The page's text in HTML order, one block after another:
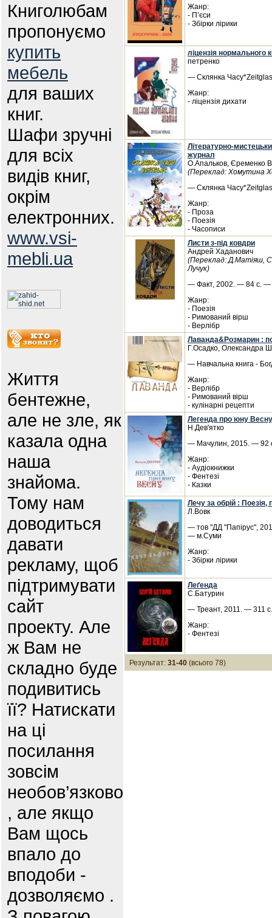
Книголюбам
пропонуємо
купить
мебель
для ваших
книг.
Шафи зручні
для всіх
видів книг,
окрім
електронних.
www.vsi-
mebli.ua
Життя
бентежне,
але не зле, як
казала одна
наша
знайома.
Тому нам
доводиться
давати
рекламу, щоб
підтримувати
сайт
проекту. Але
ж Вам не
складно буде
подивитись
її? Натискати
на ці
посилання
зовсім
необов’язково
, але якщо
Вам щось
впало до
вподоби -
дозволяємо .
Жанр:
- П’єси
- Збірки лірики
ліцензія нормального
петренко
— Склянка
Жанр:
- ліцензія дихати
Літературно-
журнал
О.Апальков, Єременко
(Переклад: Хомутина
— Склянка
Жанр:
- Проза
- Поезія
- Часописи
Листи з-під ковдри
Андрей Хаданович
(Переклад: Д.Матіяш,
Лучук)
— Факт, 2002. — 84 с. —
Жанр:
- Поезія
- Римований вірш
- Верлібр
Лаванда&Розмарин :
Г.Осадко, Олександра
— Навчальна книга -
Жанр:
- Верлібр
- Римований вірш
- кулінарні рецепти
Легенда про юну Весну
Н.Дев'ятко
— Мачулин, 2015. — 92
Жанр:
- Аудіокнижки
- Фентезі
- Казки
Лечу за обрій : Поезія,
Л.Вовк
— тов "ДД "Папірус",
— м.Суми
Жанр:
- Збірки лірики
Леґенда
С.Батурин
— Треант, 2011. — 311
Жанр:
- Фентезі
Результат: 31-40 (всього 78)